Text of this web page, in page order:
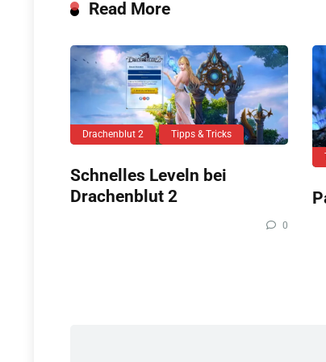
Read More
Drachenblut 2 Tipps & Tricks
Schnelles Leveln bei
Drachenblut 2
0